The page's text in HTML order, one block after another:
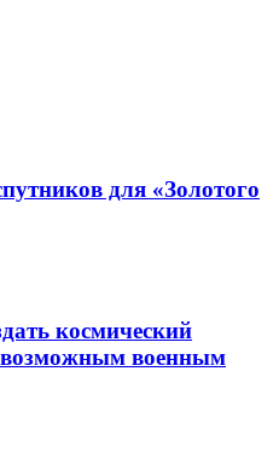
для «Золотого
космический
возможным военным